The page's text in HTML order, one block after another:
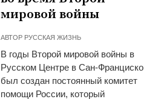
мировой войны
АВТОР РУССКАЯ ЖИЗНЬ
В годы Второй мировой войны в
Русском Центре в Сан‑Франциско
был создан постоянный комитет
помощи России, который